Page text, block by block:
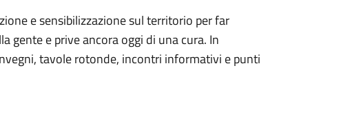
e sensibilizzazione sul territorio per far
gente e prive ancora oggi di una cura. In
tavole rotonde, incontri informativi e punti